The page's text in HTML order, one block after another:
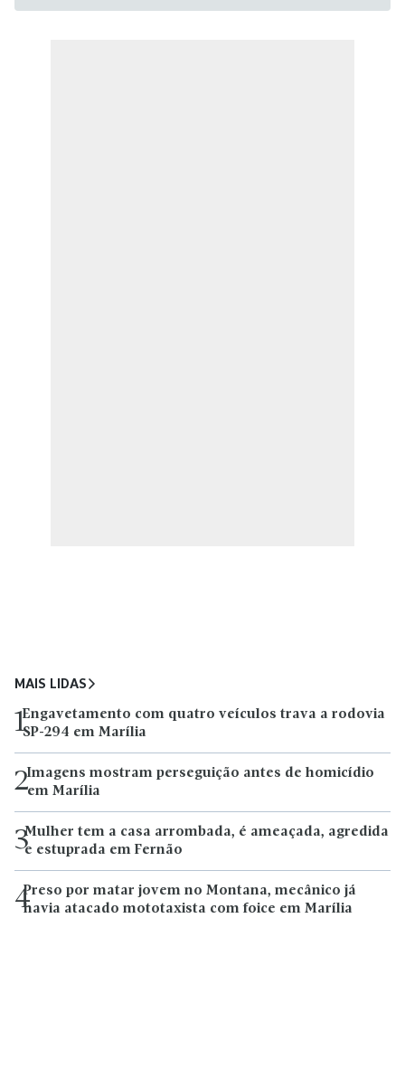
MAIS LIDAS
1Engavetamento com quatro veículos trava a rodovia
SP-294 em Marília
2Imagens mostram perseguição antes de homicídio
em Marília
3Mulher tem a casa arrombada, é ameaçada, agredida
e estuprada em Fernão
4Preso por matar jovem no Montana, mecânico já
havia atacado mototaxista com foice em Marília